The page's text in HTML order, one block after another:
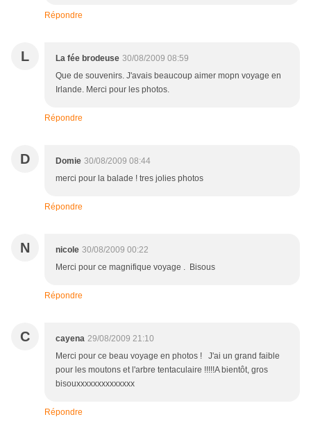
Répondre
L La fée brodeuse 30/08/2009 08:59
Que de souvenirs. J'avais beaucoup aimer mopn voyage en
Irlande. Merci pour les photos.
Répondre
D Domie 30/08/2009 08:44
merci pour la balade ! tres jolies photos
Répondre
N nicole 30/08/2009 00:22
Merci pour ce magnifique voyage . Bisous
Répondre
C cayena 29/08/2009 21:10
Merci pour ce beau voyage en photos ! J'ai un grand faible
pour les moutons et l'arbre tentaculaire !!!!!A bientôt, gros
bisouxxxxxxxxxxxxxx
Répondre